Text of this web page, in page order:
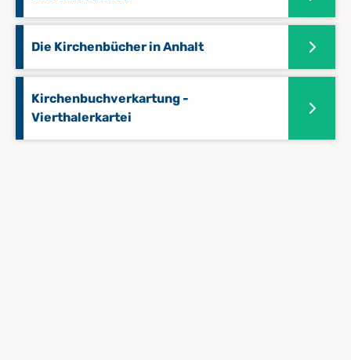
Die Kirchenbücher in Anhalt
Kirchenbuchverkartung -
Vierthalerkartei